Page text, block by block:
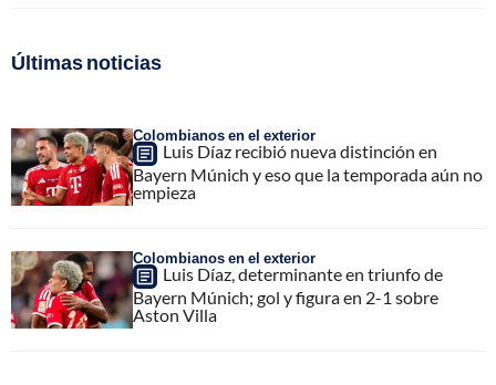
Últimas noticias
Colombianos en el exterior
Luis Díaz recibió nueva distinción en
Bayern Múnich y eso que la temporada aún no
empieza
Colombianos en el exterior
Luis Díaz, determinante en triunfo de
Bayern Múnich; gol y figura en 2-1 sobre
Aston Villa